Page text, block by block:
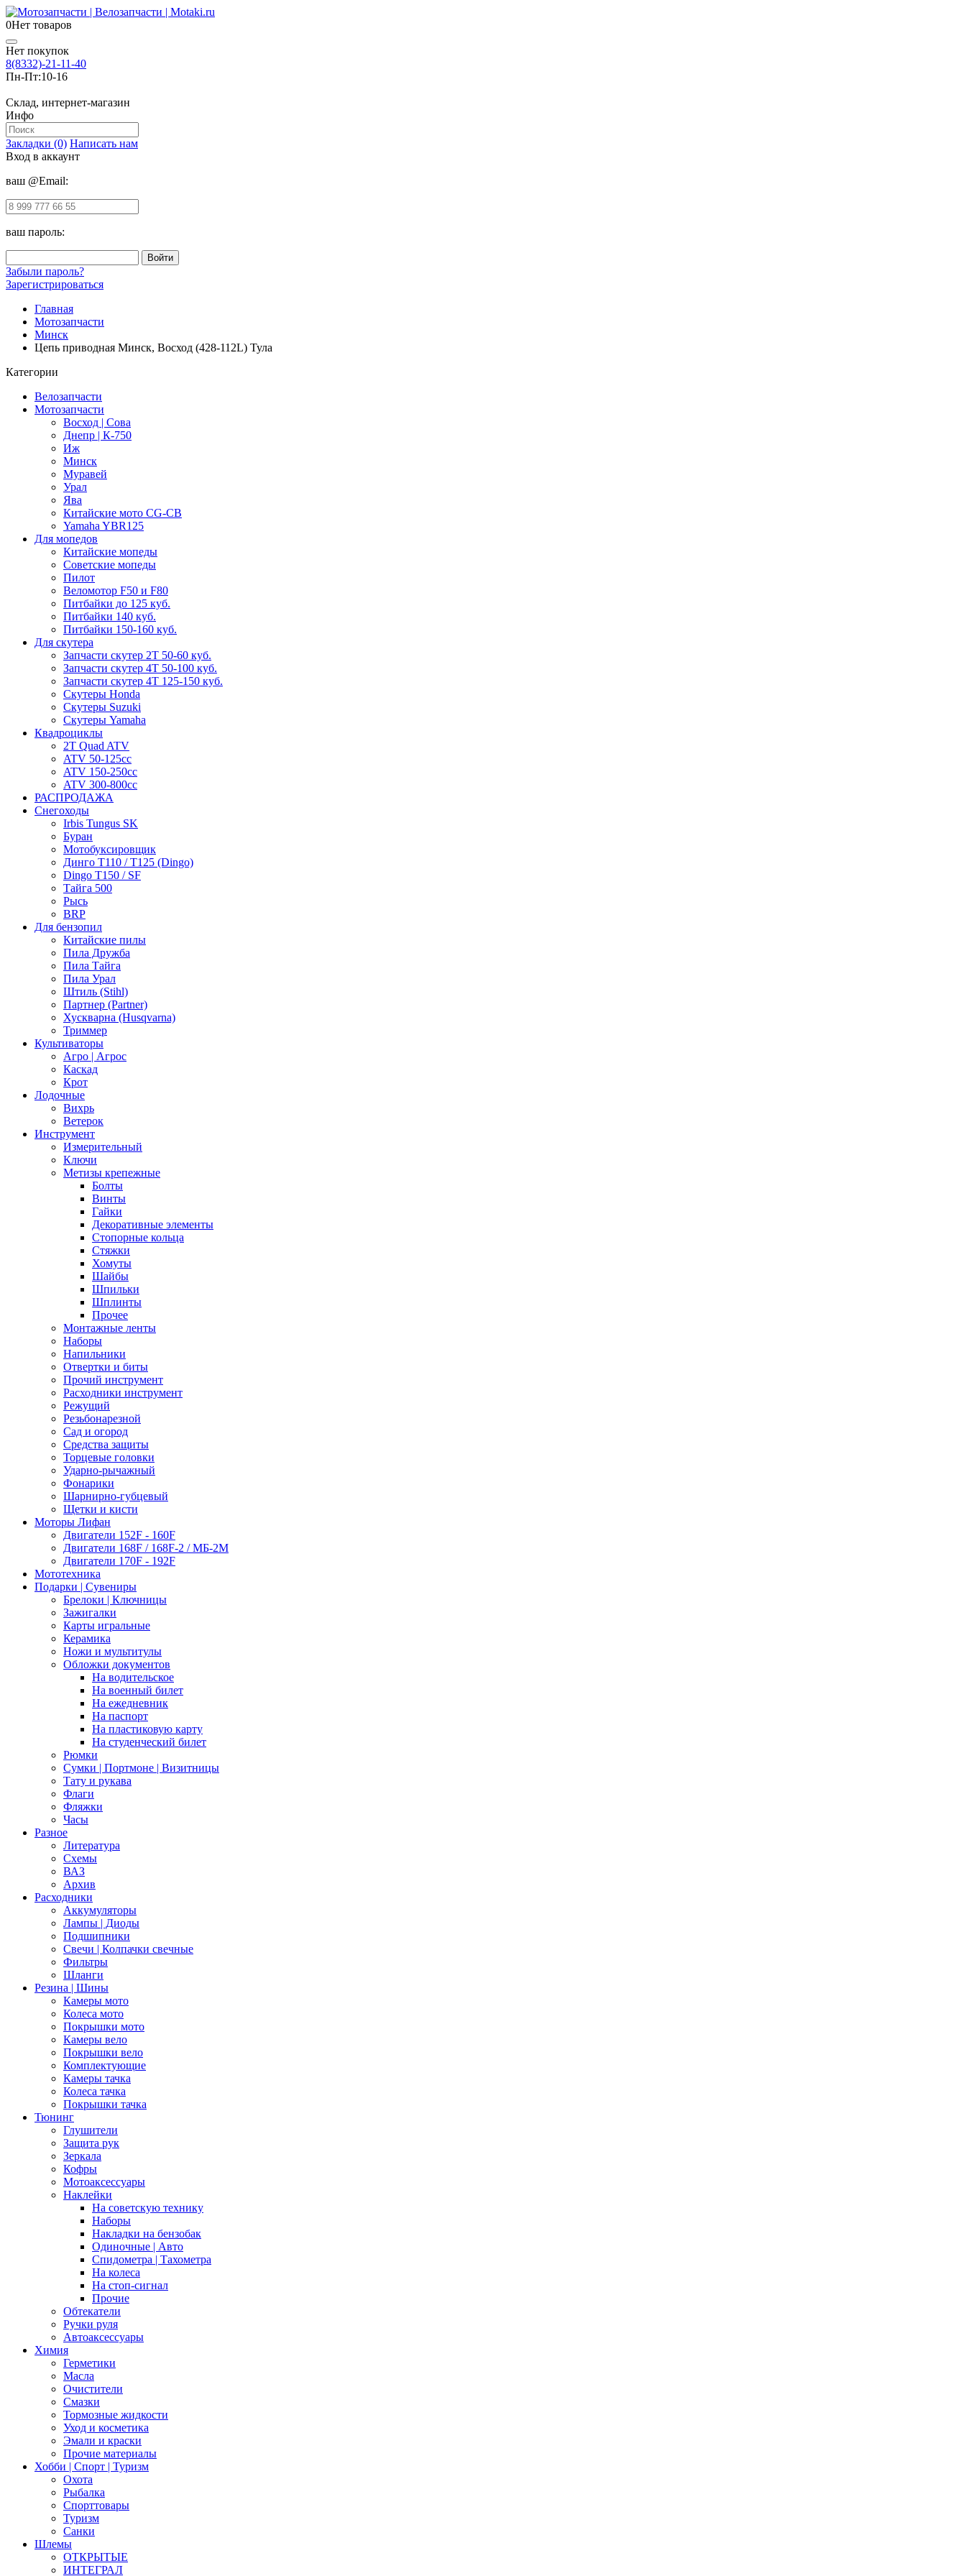
0Нет товаров
Нет покупок
8(8332)-21-11-40
Пн-Пт:10-16
Склад, интернет-магазин
Инфо
Закладки (0) Написать нам
Вход в аккаунт
ваш @Email:
ваш пароль:
Забыли пароль?
Зарегистрироваться
Главная
Мотозапчасти
Минск
Цепь приводная Минск, Восход (428-112L) Тула
Категории
Велозапчасти
Мотозапчасти
Восход | Сова
Днепр | К-750
Иж
Минск
Муравей
Урал
Ява
Китайские мото CG-CB
Yamaha YBR125
Для мопедов
Китайские мопеды
Советские мопеды
Пилот
Веломотор F50 и F80
Питбайки до 125 куб.
Питбайки 140 куб.
Питбайки 150-160 куб.
Для скутера
Запчасти скутер 2Т 50-60 куб.
Запчасти скутер 4Т 50-100 куб.
Запчасти скутер 4Т 125-150 куб.
Скутеры Honda
Скутеры Suzuki
Скутеры Yamaha
Квадроциклы
2T Quad ATV
ATV 50-125cc
ATV 150-250cc
ATV 300-800cc
РАСПРОДАЖА
Снегоходы
Irbis Tungus SK
Буран
Мотобуксировщик
Динго T110 / T125 (Dingo)
Dingo T150 / SF
Тайга 500
Рысь
BRP
Для бензопил
Китайские пилы
Пила Дружба
Пила Тайга
Пила Урал
Штиль (Stihl)
Партнер (Partner)
Хускварна (Husqvarna)
Триммер
Культиваторы
Агро | Агрос
Каскад
Крот
Лодочные
Вихрь
Ветерок
Инструмент
Измерительный
Ключи
Метизы крепежные
Болты
Винты
Гайки
Декоративные элементы
Стопорные кольца
Стяжки
Хомуты
Шайбы
Шпильки
Шплинты
Прочее
Монтажные ленты
Наборы
Напильники
Отвертки и биты
Прочий инструмент
Расходники инструмент
Режущий
Резьбонарезной
Сад и огород
Средства защиты
Торцевые головки
Ударно-рычажный
Фонарики
Шарнирно-губцевый
Щетки и кисти
Моторы Лифан
Двигатели 152F - 160F
Двигатели 168F / 168F-2 / МБ-2М
Двигатели 170F - 192F
Мототехника
Подарки | Сувениры
Брелоки | Ключницы
Зажигалки
Карты игральные
Керамика
Ножи и мультитулы
Обложки документов
На водительское
На военный билет
На ежедневник
На паспорт
На пластиковую карту
На студенческий билет
Рюмки
Сумки | Портмоне | Визитницы
Тату и рукава
Флаги
Фляжки
Часы
Разное
Литература
Схемы
ВАЗ
Архив
Расходники
Аккумуляторы
Лампы | Диоды
Подшипники
Свечи | Колпачки свечные
Фильтры
Шланги
Резина | Шины
Камеры мото
Колеса мото
Покрышки мото
Камеры вело
Покрышки вело
Комплектующие
Камеры тачка
Колеса тачка
Покрышки тачка
Тюнинг
Глушители
Защита рук
Зеркала
Кофры
Мотоаксессуары
Наклейки
На советскую технику
Наборы
Накладки на бензобак
Одиночные | Авто
Спидометра | Тахометра
На колеса
На стоп-сигнал
Прочие
Обтекатели
Ручки руля
Автоаксессуары
Химия
Герметики
Масла
Очистители
Смазки
Тормозные жидкости
Уход и косметика
Эмали и краски
Прочие материалы
Хобби | Cпорт | Туризм
Охота
Рыбалка
Спорттовары
Туризм
Санки
Шлемы
ОТКРЫТЫЕ
ИНТЕГРАЛ